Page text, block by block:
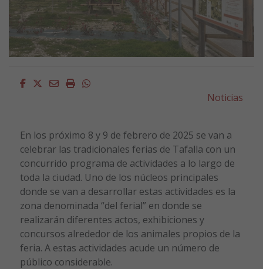
Facebook
Twitter
EmailImprimirWhatsapp
Noticias
En los próximo 8 y 9 de febrero de 2025 se van a
celebrar las tradicionales ferias de Tafalla con un
concurrido programa de actividades a lo largo de
toda la ciudad. Uno de los núcleos principales
donde se van a desarrollar estas actividades es la
zona denominada “del ferial” en donde se
realizarán diferentes actos, exhibiciones y
concursos alrededor de los animales propios de la
feria. A estas actividades acude un número de
público considerable.